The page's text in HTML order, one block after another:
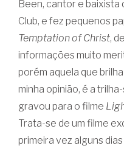
Been, cantor e
Club, e fez pequenos
Temptation of Christ,
informações muito
porém aquela que
minha opinião, é a
gravou para o filme
Trata-se de um filme
primeira vez alguns